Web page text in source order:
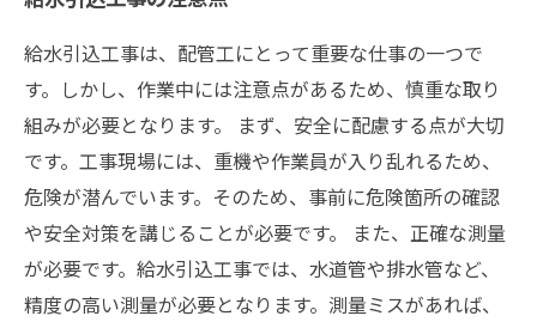
給水引込工事は、配管工にとって重要な仕事の一つで
す。しかし、作業中には注意点があるため、慎重な取り
組みが必要となります。 まず、安全に配慮する点が大切
です。工事現場には、重機や作業員が入り乱れるため、
危険が潜んでいます。そのため、事前に危険箇所の確認
や安全対策を講じることが必要です。 また、正確な測量
が必要です。給水引込工事では、水道管や排水管など、
精度の高い測量が必要となります。測量ミスがあれば、